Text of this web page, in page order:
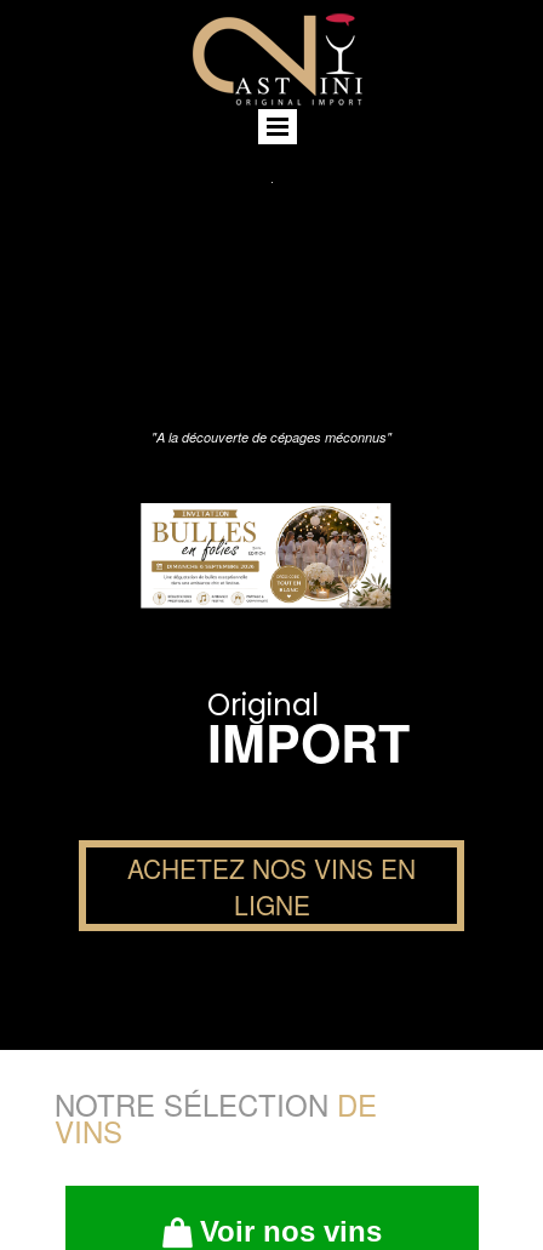
"A la découverte de cépages méconnus"
Original
IMPORT
ACHETEZ NOS VINS EN
LIGNE
NOTRE SÉLECTION DE
VINS
Voir nos vins